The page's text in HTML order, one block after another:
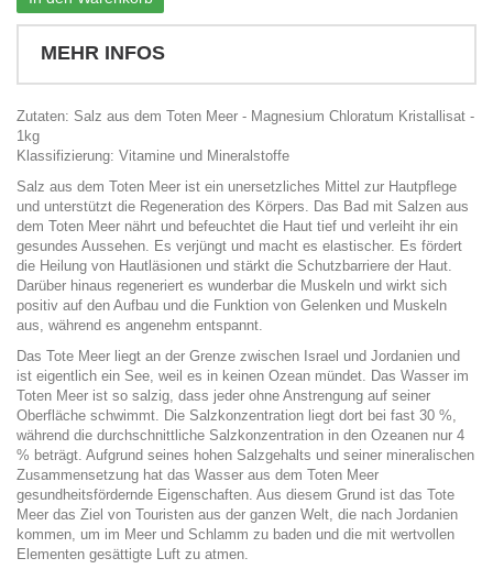
MEHR INFOS
Zutaten: Salz aus dem Toten Meer - Magnesium Chloratum Kristallisat -
1kg
Klassifizierung: Vitamine und Mineralstoffe
Salz aus dem Toten Meer ist ein unersetzliches Mittel zur Hautpflege
und unterstützt die Regeneration des Körpers. Das Bad mit Salzen aus
dem Toten Meer nährt und befeuchtet die Haut tief und verleiht ihr ein
gesundes Aussehen. Es verjüngt und macht es elastischer. Es fördert
die Heilung von Hautläsionen und stärkt die Schutzbarriere der Haut.
Darüber hinaus regeneriert es wunderbar die Muskeln und wirkt sich
positiv auf den Aufbau und die Funktion von Gelenken und Muskeln
aus, während es angenehm entspannt.
Das Tote Meer liegt an der Grenze zwischen Israel und Jordanien und
ist eigentlich ein See, weil es in keinen Ozean mündet. Das Wasser im
Toten Meer ist so salzig, dass jeder ohne Anstrengung auf seiner
Oberfläche schwimmt. Die Salzkonzentration liegt dort bei fast 30 %,
während die durchschnittliche Salzkonzentration in den Ozeanen nur 4
% beträgt. Aufgrund seines hohen Salzgehalts und seiner mineralischen
Zusammensetzung hat das Wasser aus dem Toten Meer
gesundheitsfördernde Eigenschaften. Aus diesem Grund ist das Tote
Meer das Ziel von Touristen aus der ganzen Welt, die nach Jordanien
kommen, um im Meer und Schlamm zu baden und die mit wertvollen
Elementen gesättigte Luft zu atmen.